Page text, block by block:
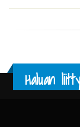
Haluan